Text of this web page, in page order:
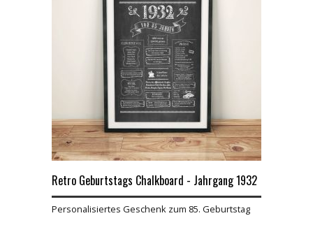
Retro Geburtstags Chalkboard - Jahrgang 1932
Personalisiertes Geschenk zum 85. Geburtstag